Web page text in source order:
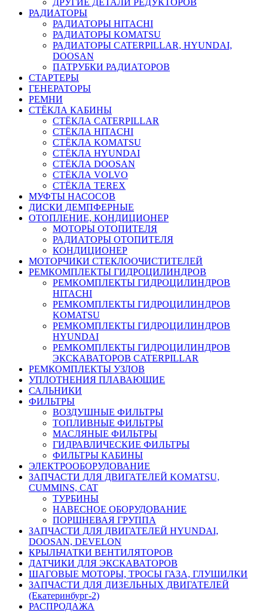
РАДИАТОРЫ
РАДИАТОРЫ HITACHI
РАДИАТОРЫ KOMATSU
РАДИАТОРЫ CATERPILLAR, HYUNDAI,
DOOSAN
ПАТРУБКИ РАДИАТОРОВ
СТАРТЕРЫ
ГЕНЕРАТОРЫ
РЕМНИ
СТЁКЛА КАБИНЫ
СТЁКЛА CATERPILLAR
СТЁКЛА HITACHI
СТЁКЛА KOMATSU
СТЁКЛА HYUNDAI
СТЁКЛА DOOSAN
СТЁКЛА VOLVO
СТЁКЛА TEREX
МУФТЫ НАСОСОВ
ДИСКИ ДЕМПФЕРНЫЕ
ОТОПЛЕНИЕ, КОНДИЦИОНЕР
МОТОРЫ ОТОПИТЕЛЯ
РАДИАТОРЫ ОТОПИТЕЛЯ
КОНДИЦИОНЕР
МОТОРЧИКИ СТЕКЛООЧИСТИТЕЛЕЙ
РЕМКОМПЛЕКТЫ ГИДРОЦИЛИНДРОВ
РЕМКОМПЛЕКТЫ ГИДРОЦИЛИНДРОВ
HITACHI
РЕМКОМПЛЕКТЫ ГИДРОЦИЛИНДРОВ
KOMATSU
РЕМКОМПЛЕКТЫ ГИДРОЦИЛИНДРОВ
HYUNDAI
РЕМКОМПЛЕКТЫ ГИДРОЦИЛИНДРОВ
ЭКСКАВАТОРОВ CATERPILLAR
РЕМКОМПЛЕКТЫ УЗЛОВ
УПЛОТНЕНИЯ ПЛАВАЮЩИЕ
САЛЬНИКИ
ФИЛЬТРЫ
ВОЗДУШНЫЕ ФИЛЬТРЫ
ТОПЛИВНЫЕ ФИЛЬТРЫ
МАСЛЯНЫЕ ФИЛЬТРЫ
ГИДРАВЛИЧЕСКИЕ ФИЛЬТРЫ
ФИЛЬТРЫ КАБИНЫ
ЭЛЕКТРООБОРУДОВАНИЕ
ЗАПЧАСТИ ДЛЯ ДВИГАТЕЛЕЙ KOMATSU,
CUMMINS, CAT
ТУРБИНЫ
НАВЕСНОЕ ОБОРУДОВАНИЕ
ПОРШНЕВАЯ ГРУППА
ЗАПЧАСТИ ДЛЯ ДВИГАТЕЛЕЙ HYUNDAI,
DOOSAN, DEVELON
КРЫЛЬЧАТКИ ВЕНТИЛЯТОРОВ
ДАТЧИКИ ДЛЯ ЭКСКАВАТОРОВ
ШАГОВЫЕ МОТОРЫ, ТРОСЫ ГАЗА, ГЛУШИЛКИ
ЗАПЧАСТИ ДЛЯ ДИЗЕЛЬНЫХ ДВИГАТЕЛЕЙ
(Екатеринбург-2)
РАСПРОДАЖА